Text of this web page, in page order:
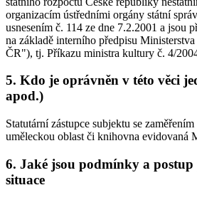
organizacím ústředními orgány státní
usnesením č. 114 ze dne 7.2.2001 a jsou
na základě interního předpisu
ČR"), tj. Příkazu ministra kultury č. 4/
5. Kdo je oprávněn v této věci
apod.)
Statutární zástupce subjektu se
uměleckou oblast či knihovna evidovaná
6. Jaké jsou podmínky a
situace